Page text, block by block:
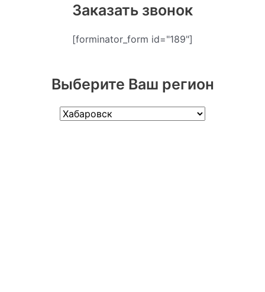
Заказать звонок
[forminator_form id="189"]
Выберите Ваш регион